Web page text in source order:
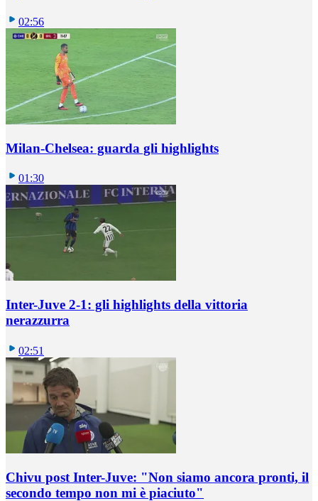
02:56
Milan-Chelsea: guarda gli highlights
01:30
Inter-Juve 2-1: gli highlights della vittoria
nerazzurra
02:51
Chivu post Inter-Juve: "Non siamo ancora pronti, il
secondo tempo non mi è piaciuto"